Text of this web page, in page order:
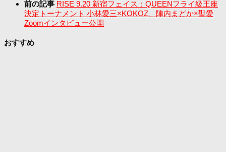
前の記事 RISE 9.20 新宿フェイス：QUEENフライ級王座
決定トーナメント 小林愛三×KOKOZ、陣内まどか×聖愛
Zoomインタビュー公開
おすすめ